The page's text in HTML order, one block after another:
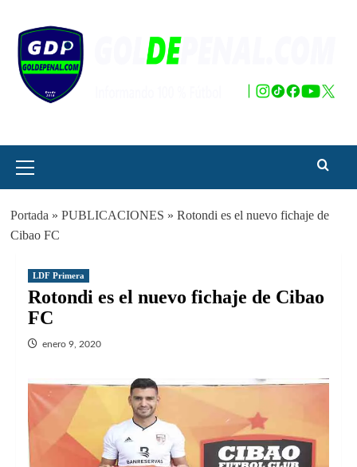
contenido
principal
Portada » PUBLICACIONES » Rotondi es el nuevo fichaje de
Cibao FC
LDF Primera
Rotondi es el nuevo fichaje de Cibao
FC
enero 9, 2020